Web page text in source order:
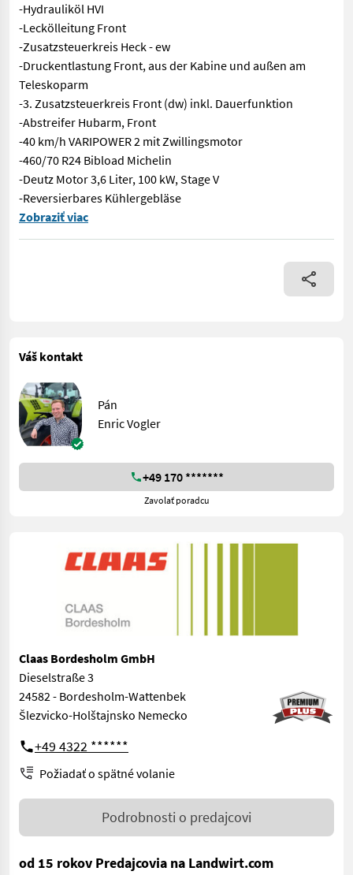
-Hydrauliköl HVI
-Leckölleitung Front
-Zusatzsteuerkreis Heck - ew
-Druckentlastung Front, aus der Kabine und außen am
Teleskoparm
-3. Zusatzsteuerkreis Front (dw) inkl. Dauerfunktion
-Abstreifer Hubarm, Front
-40 km/h VARIPOWER 2 mit Zwillingsmotor
-460/70 R24 Bibload Michelin
-Deutz Motor 3,6 Liter, 100 kW, Stage V
-Reversierbares Kühlergebläse
Baugleich mit Liebherr T41-7S -Zentralschmieranlage -
Zobraziť viac
Váš kontakt
Pán
Enric Vogler
+49 170 *******
Zavolať poradcu
Claas Bordesholm GmbH
Dieselstraße 3
24582 - Bordesholm-Wattenbek
Šlezvicko-Holštajnsko Nemecko
+49 4322 ******
Požiadať o spätné volanie
Podrobnosti o predajcovi
od 15 rokov Predajcovia na Landwirt.com